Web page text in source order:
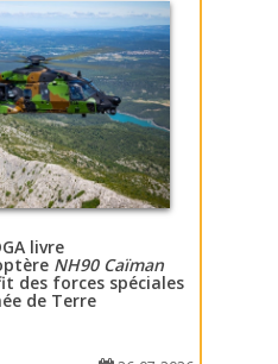
livre
NH90 Caïman
des forces spéciales
de Terre